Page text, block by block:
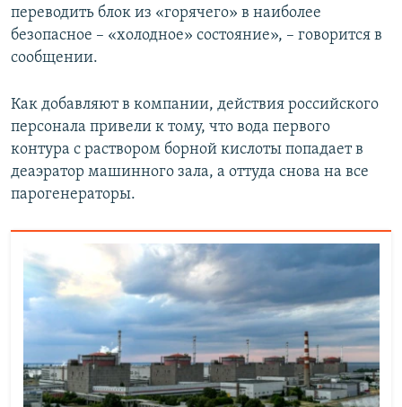
переводить блок из «горячего» в наиболее
безопасное – «холодное» состояние», – говорится в
сообщении.
Как добавляют в компании, действия российского
персонала привели к тому, что вода первого
контура с раствором борной кислоты попадает в
деаэратор машинного зала, а оттуда снова на все
парогенераторы.